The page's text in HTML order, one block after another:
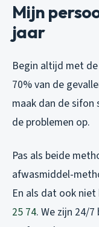
Mijn
jaar
Begin altijd met
70% van de
maak dan de sifon
de problemen op.
Pas als beide
afwasmiddel-
En als dat ook
25 74. We zijn 24/